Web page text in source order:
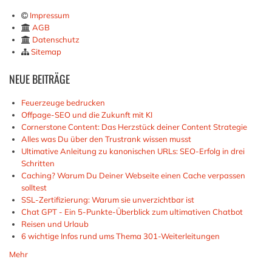
Impressum
AGB
Datenschutz
Sitemap
NEUEBEITRÄGE
Feuerzeuge bedrucken
Offpage-SEO und die Zukunft mit KI
Cornerstone Content: Das Herzstück deiner Content Strategie
Alles was Du über den Trustrank wissen musst
Ultimative Anleitung zu kanonischen URLs: SEO-Erfolg in drei
Schritten
Caching? Warum Du Deiner Webseite einen Cache verpassen
solltest
SSL-Zertifizierung: Warum sie unverzichtbar ist
Chat GPT - Ein 5-Punkte-Überblick zum ultimativen Chatbot
Reisen und Urlaub
6 wichtige Infos rund ums Thema 301-Weiterleitungen
Mehr